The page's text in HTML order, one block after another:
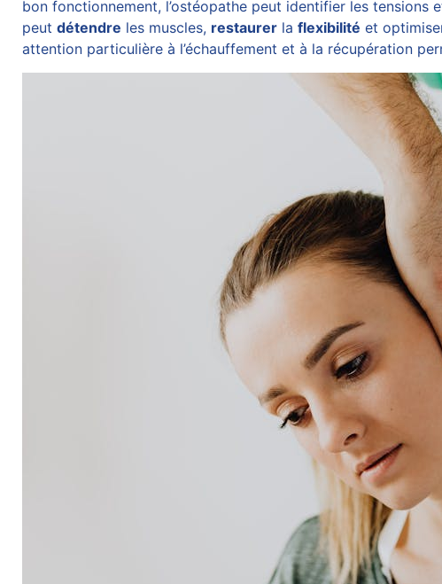
bon fonctionnement, l’ostéopathe peut identifier les tensions
peutdétendre les muscles, restaurer laflexibilité et
attention particulière à l’échauffement et à la récupération